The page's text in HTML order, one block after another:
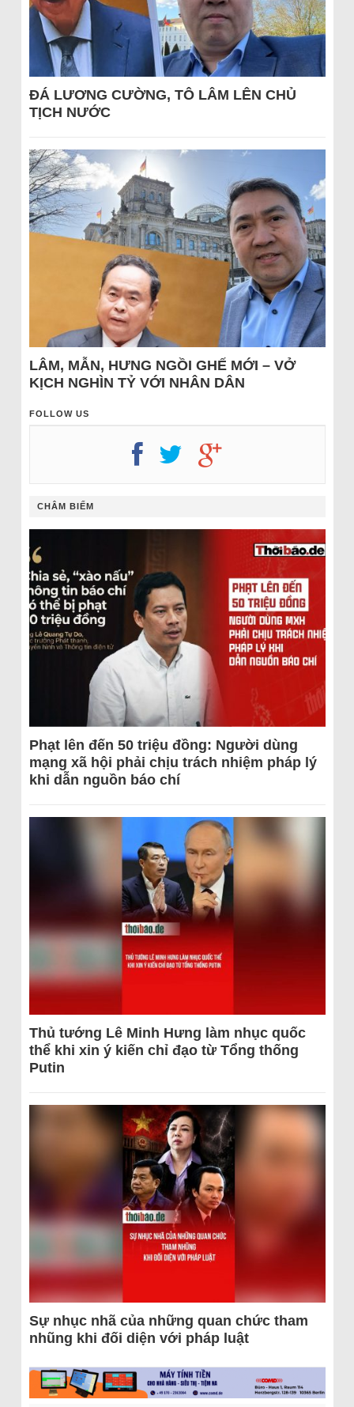
ĐÁ LƯƠNG CƯỜNG, TÔ LÂM LÊN CHỦ
TỊCH NƯỚC
LÂM, MẪN, HƯNG NGỒI GHẾ MỚI – VỞ
KỊCH NGHÌN TỶ VỚI NHÂN DÂN
FOLLOW US
CHÂM BIẾM
Phạt lên đến 50 triệu đồng: Người dùng
mạng xã hội phải chịu trách nhiệm pháp lý
khi dẫn nguồn báo chí
Thủ tướng Lê Minh Hưng làm nhục quốc
thể khi xin ý kiến chỉ đạo từ Tổng thống
Putin
Sự nhục nhã của những quan chức tham
nhũng khi đối diện với pháp luật